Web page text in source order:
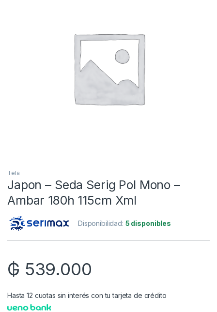
Tela
Japon – Seda Serig Pol Mono –
Ambar 180h 115cm Xml
Disponibilidad: 5 disponibles
₲ 539.000
Hasta 12 cuotas sin interés con tu tarjeta de crédito